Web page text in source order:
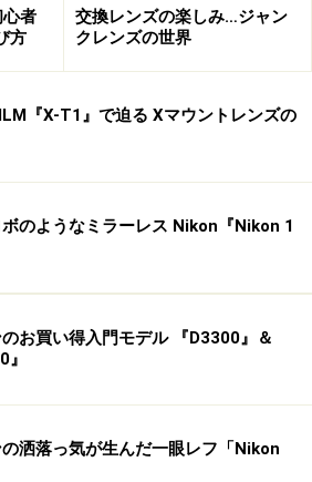
プアップを目指す一眼レフ
ためには、露出に関しての知識が
、シャッター速度、露出補正、被
感度などの兼ね合いで露出を自在
のが一眼レフの便利な点です。そ
ていない方にオススメなのがニコ
ト」
に合わせるだけで、
、撮影方法までカメラがアドバイ
被写体の歪みを補正したり、写真
。
者
方
交換レンズの楽しみ…ジャン
クレンズの世界
『X-T1』で迫る Xマウントレンズの
のようなミラーレス Nikon『Nikon 1
お買い得入門モデル 『D3300』＆
』
洒落っ気が生んだ一眼レフ「Nikon